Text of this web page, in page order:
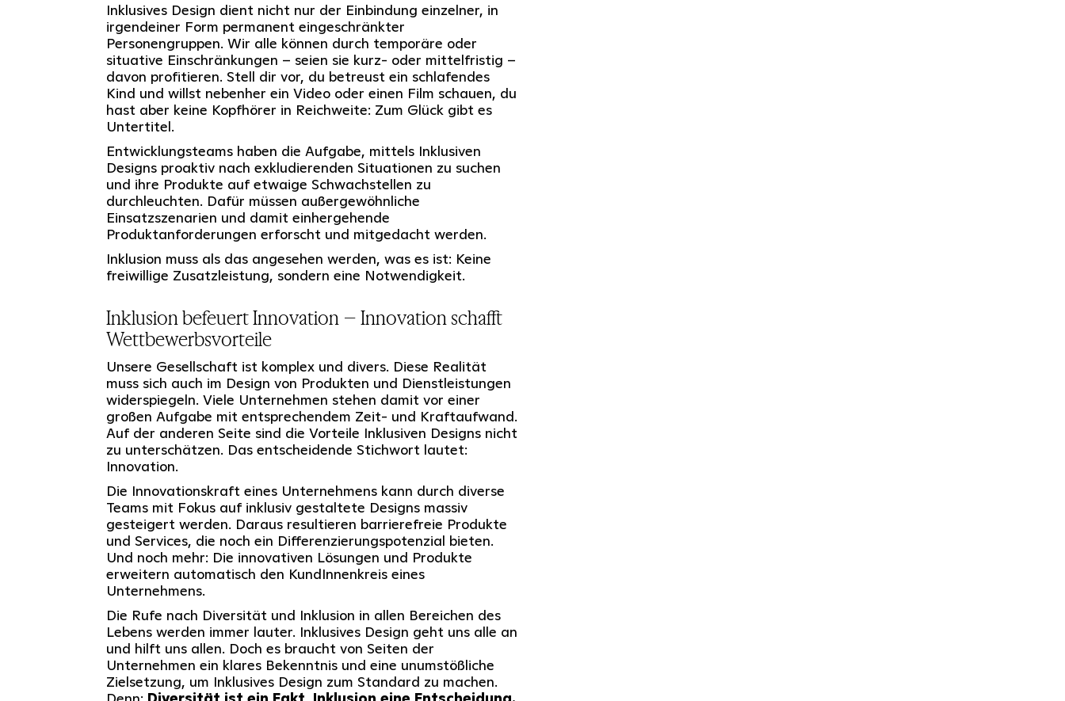
Inklusives Design dient nicht nur der Einbindung einzelner, in
irgendeiner Form permanent eingeschränkter
Personengruppen. Wir alle können durch temporäre oder
situative Einschränkungen – seien sie kurz- oder mittelfristig –
davon profitieren. Stell dir vor, du betreust ein schlafendes
Kind und willst nebenher ein Video oder einen Film schauen, du
hast aber keine Kopfhörer in Reichweite: Zum Glück gibt es
Untertitel.
Entwicklungsteams haben die Aufgabe, mittels Inklusiven
Designs proaktiv nach exkludierenden Situationen zu suchen
und ihre Produkte auf etwaige Schwachstellen zu
durchleuchten. Dafür müssen außergewöhnliche
Einsatzszenarien und damit einhergehende
Produktanforderungen erforscht und mitgedacht werden.
Inklusion muss als das angesehen werden, was es ist: Keine
freiwillige Zusatzleistung, sondern eine Notwendigkeit.
Inklusion befeuert Innovation – Innovation schafft
Wettbewerbsvorteile
Unsere Gesellschaft ist komplex und divers. Diese Realität
muss sich auch im Design von Produkten und Dienstleistungen
widerspiegeln. Viele Unternehmen stehen damit vor einer
großen Aufgabe mit entsprechendem Zeit- und Kraftaufwand.
Auf der anderen Seite sind die Vorteile Inklusiven Designs nicht
zu unterschätzen. Das entscheidende Stichwort lautet:
Innovation.
Die Innovationskraft eines Unternehmens kann durch diverse
Teams mit Fokus auf inklusiv gestaltete Designs massiv
gesteigert werden. Daraus resultieren barrierefreie Produkte
und Services, die noch ein Differenzierungspotenzial bieten.
Und noch mehr: Die innovativen Lösungen und Produkte
erweitern automatisch den KundInnenkreis eines
Unternehmens.
Die Rufe nach Diversität und Inklusion in allen Bereichen des
Lebens werden immer lauter. Inklusives Design geht uns alle an
und hilft uns allen. Doch es braucht von Seiten der
Unternehmen ein klares Bekenntnis und eine unumstößliche
Zielsetzung, um Inklusives Design zum Standard zu machen.